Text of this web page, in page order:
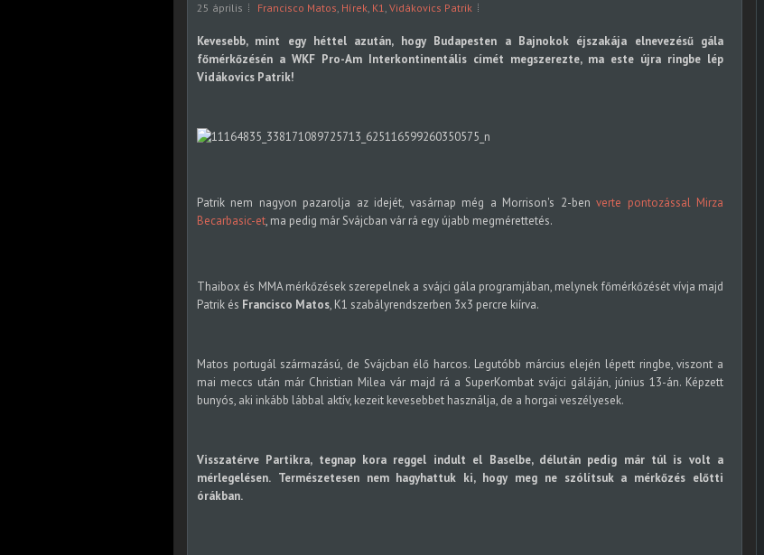
25 április Francisco Matos, Hírek, K1, Vidákovics Patrik
Kevesebb, mint egy héttel azután, hogy Budapesten a Bajnokok éjszakája elnevezésű gála
főmérkőzésén a WKF Pro-Am Interkontinentális címét megszerezte, ma este újra ringbe lép
Vidákovics Patrik!
Patrik nem nagyon pazarolja az idejét, vasárnap még a Morrison's 2-benverte pontozással Mirza
Becarbasic-et, ma pedig már Svájcban vár rá egy újabb megmérettetés.
Thaibox és MMA mérkőzések szerepelnek a svájci gála programjában, melynek főmérkőzését vívja majd
Patrik és Francisco Matos, K1 szabályrendszerben 3x3 percre kiírva.
Matos portugál származású, de Svájcban élő harcos. Legutóbb március elején lépett ringbe, viszont a
mai meccs után már Christian Milea vár majd rá a SuperKombat svájci gáláján, június 13-án. Képzett
bunyós, aki inkább lábbal aktív, kezeit kevesebbet használja, de a horgai veszélyesek.
Visszatérve Partikra, tegnap kora reggel indult el Baselbe, délután pedig már túl is volt a
mérlegelésen. Természetesen nem hagyhattuk ki, hogy meg ne szólítsuk a mérkőzés előtti
órákban.